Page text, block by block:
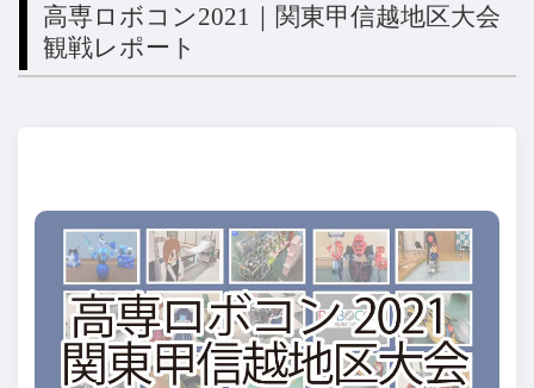
高専ロボコン2021｜関東甲信越地区大会
観戦レポート